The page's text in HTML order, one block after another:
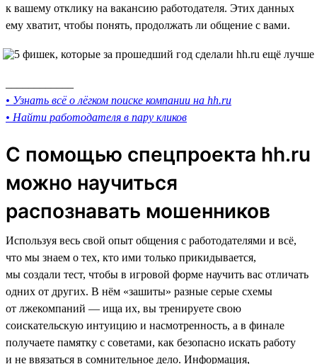
к вашему отклику на вакансию работодателя. Этих данных
ему хватит, чтобы понять, продолжать ли общение с вами.
• Узнать всё о лёгком поиске компании на hh.ru
• Найти работодателя в пару кликов
С помощью спецпроекта hh.ru
можно научиться
распознавать мошенников
Используя весь свой опыт общения с работодателями и всё,
что мы знаем о тех, кто ими только прикидывается,
мы создали тест, чтобы в игровой форме научить вас отличать
одних от других. В нём «зашиты» разные серые схемы
от лжекомпаний — ища их, вы тренируете свою
соискательскую интуицию и насмотренность, а в финале
получаете памятку с советами, как безопасно искать работу
и не ввязаться в сомнительное дело. Информация,